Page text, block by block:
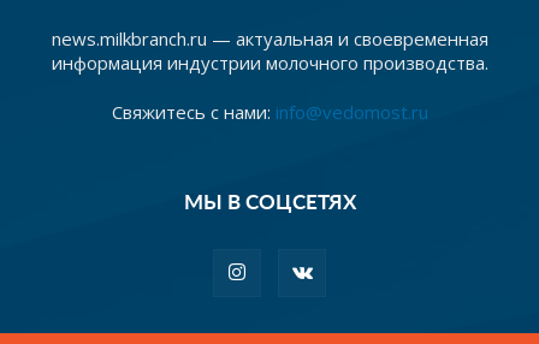
news.milkbranch.ru — актуальная и своевременная
информация индустрии молочного производства.
Свяжитесь с нами: info@vedomost.ru
МЫ В СОЦСЕТЯХ